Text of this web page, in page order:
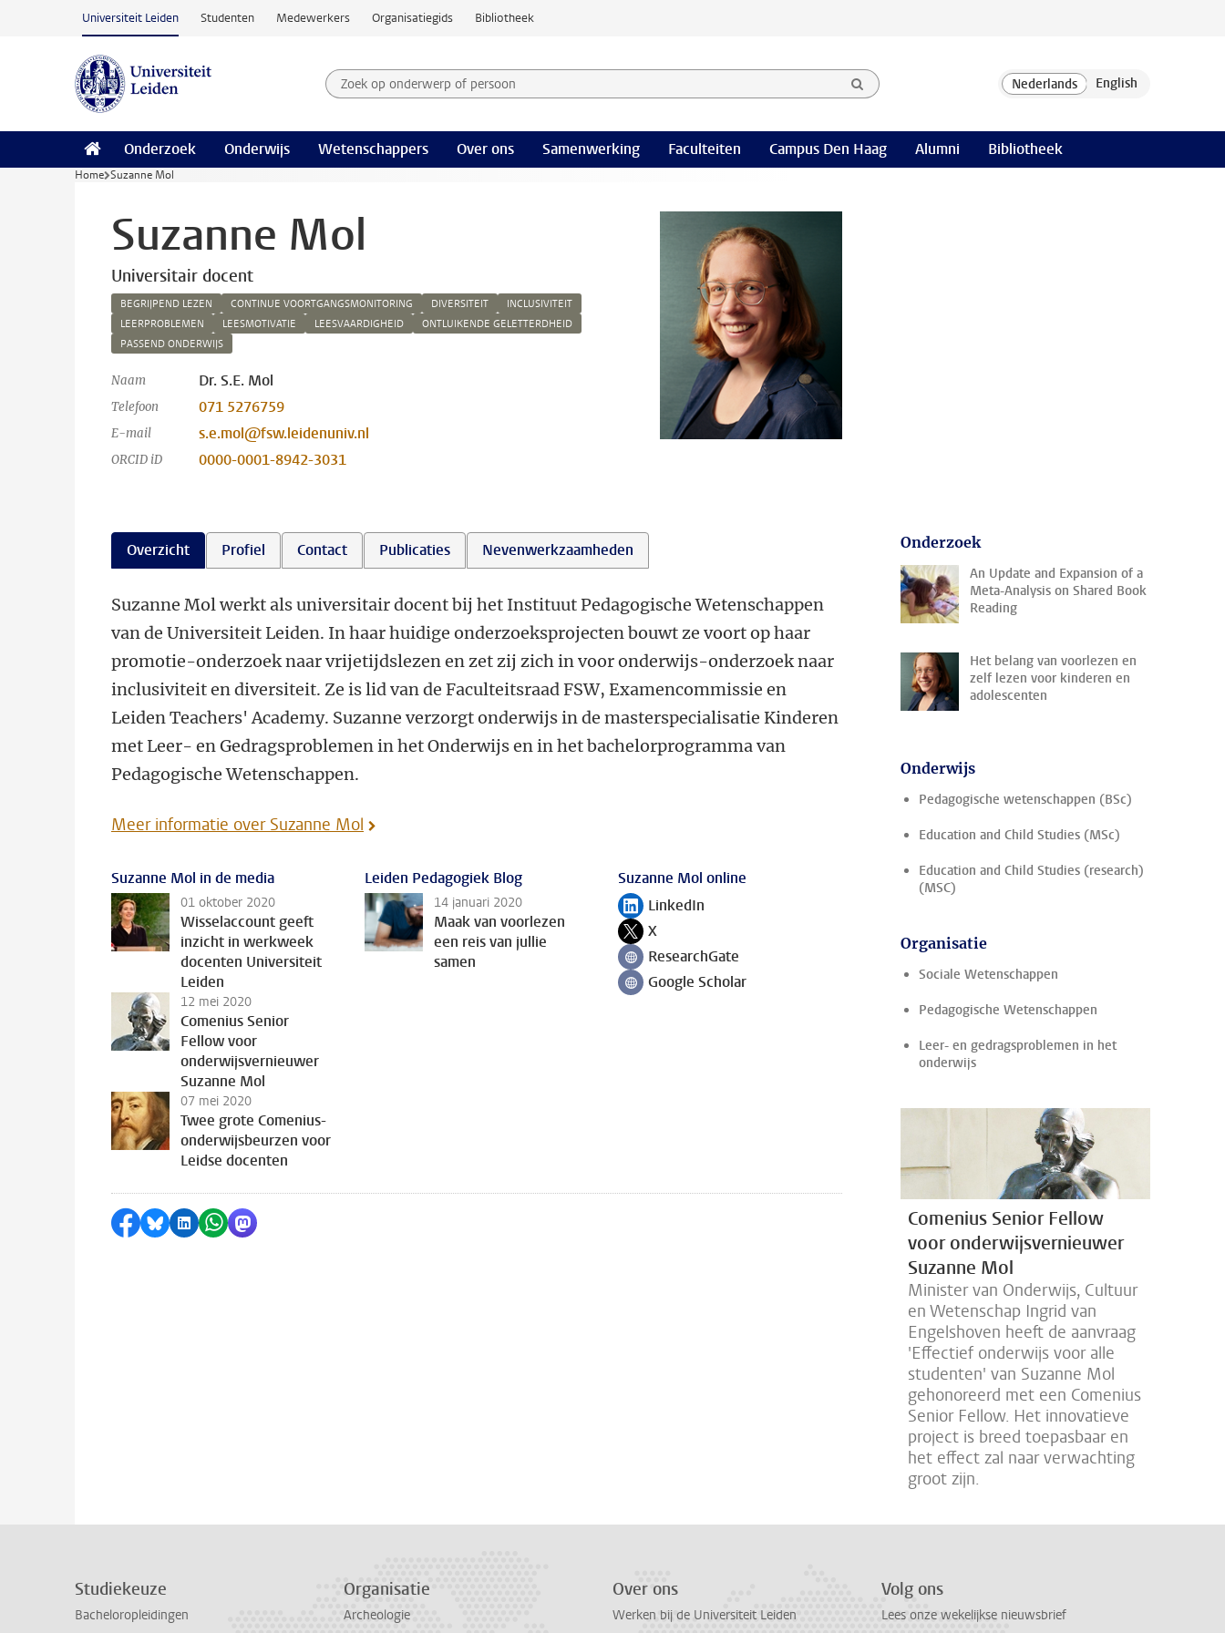
Ga naar hoofdinhoud
Universiteit Leiden Studenten Medewerkers Organisatiegids Bibliotheek
Zoek op onderwerp of persoon en selecteer categorie
Zoekterm
Onderzoek Onderwijs Wetenschappers Over ons Samenwerking Faculteiten Campus Den Haag Alumni Bibliotheek
Home Suzanne Mol
Suzanne Mol
Universitair docent
BEGRIJPEND LEZEN CONTINUE VOORTGANGSMONITORING DIVERSITEIT
INCLUSIVITEIT
LEERPROBLEMEN
LEESMOTIVATIE LEESVAARDIGHEID
ONTLUIKENDE GELETTERDHEID
PASSEND ONDERWIJS
Naam Dr. S.E. Mol
Telefoon 071 5276759
E-mail s.e.mol@fsw.leidenuniv.nl
ORCID iD 0000-0001-8942-3031
Overzicht Profiel Contact Publicaties Nevenwerkzaamheden
Suzanne Mol werkt als universitair docent bij het Instituut Pedagogische Wetenschappen
van de Universiteit Leiden. In haar huidige onderzoeksprojecten bouwt ze voort op haar
promotie-onderzoek naar vrijetijdslezen en zet zij zich in voor onderwijs-onderzoek naar
inclusiviteit en diversiteit. Ze is lid van de Faculteitsraad FSW, Examencommissie en
Leiden Teachers' Academy. Suzanne verzorgt onderwijs in de masterspecialisatie Kinderen
met Leer- en Gedragsproblemen in het Onderwijs en in het bachelorprogramma van
Pedagogische Wetenschappen.
Meer informatie over Suzanne Mol
Suzanne Mol in de media
01 oktober 2020
Wisselaccount geeft
inzicht in werkweek
docenten Universiteit
Leiden
12 mei 2020
Comenius Senior
Fellow voor
onderwijsvernieuwer
Suzanne Mol
07 mei 2020
Twee grote Comenius-
onderwijsbeurzen voor
Leidse docenten
Leiden Pedagogiek Blog
14 januari 2020
Maak van voorlezen
een reis van jullie
samen
Suzanne Mol online
Volg ons op
LinkedIn
Volg ons op
X
Volg ons op
ResearchGate
Volg ons op
Google Scholar
Delen op Facebook
Delen via Bluesky
Delen op LinkedIn
Delen via WhatsApp
Delen via Mastodon
Onderzoek
An Update and Expansion of a
Meta-Analysis on Shared Book
Reading
Het belang van voorlezen en
zelf lezen voor kinderen en
adolescenten
Onderwijs
Pedagogische wetenschappen (BSc)
Education and Child Studies (MSc)
Education and Child Studies (research)
(MSC)
Organisatie
Sociale Wetenschappen
Pedagogische Wetenschappen
Leer- en gedragsproblemen in het
onderwijs
Comenius Senior Fellow
voor onderwijsvernieuwer
Suzanne Mol
Minister van Onderwijs, Cultuur
en Wetenschap Ingrid van
Engelshoven heeft de aanvraag
'Effectief onderwijs voor alle
studenten' van Suzanne Mol
gehonoreerd met een Comenius
Senior Fellow. Het innovatieve
project is breed toepasbaar en
het effect zal naar verwachting
groot zijn.
Studiekeuze
Bacheloropleidingen
Organisatie
Archeologie
Over ons
Werken bij de Universiteit Leiden
Volg ons
Lees onze wekelijkse nieuwsbrief